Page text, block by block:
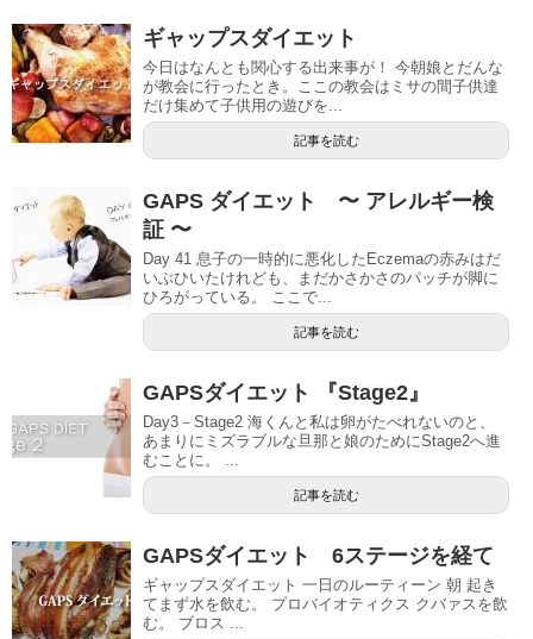
ギャップスダイエット
今日はなんとも関心する出来事が！ 今朝娘とだんな
が教会に行ったとき。ここの教会はミサの間子供達
だけ集めて子供用の遊びを...
記事を読む
GAPS ダイエット 〜 アレルギー検
証 〜
Day 41 息子の一時的に悪化したEczemaの赤みはだ
いぶひいたけれども、まだかさかさのパッチが脚に
ひろがっている。 ここで...
記事を読む
GAPSダイエット 『Stage2』
Day3－Stage2 海くんと私は卵がたべれないのと、
あまりにミズラブルな旦那と娘のためにStage2へ進
むことに。 ...
記事を読む
GAPSダイエット 6ステージを経て
ギャップスダイエット 一日のルーティーン 朝 起き
てまず水を飲む。 プロバイオティクス クバァスを飲
む。 ブロス ...